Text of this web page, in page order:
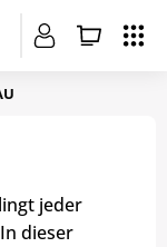
jeder
dieser